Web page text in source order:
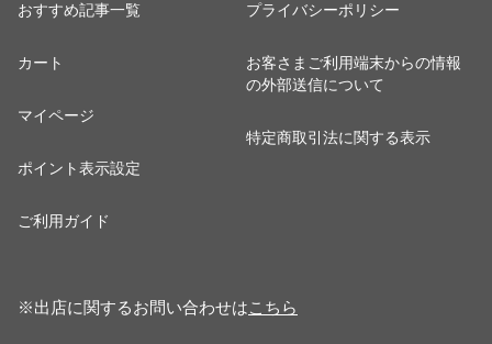
おすすめ記事一覧
カート
マイページ
ポイント表示設定
ご利用ガイド
プライバシーポリシー
お客さまご利用端末からの情報
の外部送信について
特定商取引法に関する表示
※出店に関するお問い合わせはこちら